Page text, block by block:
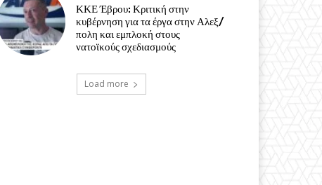
ΚΚΕ Έβρου: Κριτική στην
κυβέρνηση για τα έργα στην Αλεξ/
πολη και εμπλοκή στους
νατοϊκούς σχεδιασμούς
Load more